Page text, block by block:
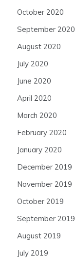
October 2020
September 2020
August 2020
July 2020
June 2020
April 2020
March 2020
February 2020
January 2020
December 2019
November 2019
October 2019
September 2019
August 2019
July 2019